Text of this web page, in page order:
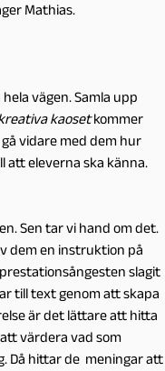
Mathias.
vägen. Samla upp
kaosetkommer
vidare med dem hur
att eleverna ska känna.
Sen tar vi hand om det.
dem en instruktion på
slagit
till text genom att skapa
är det lättare att hitta
värdera vad som
Då hittar de meningar att